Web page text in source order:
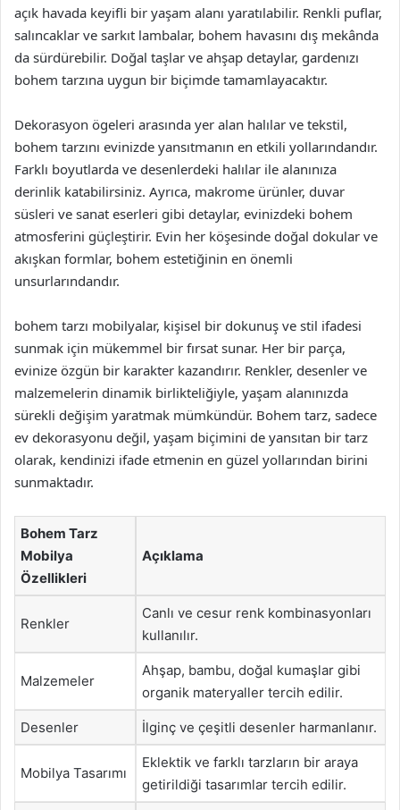
açık havada keyifli bir yaşam alanı yaratılabilir. Renkli puflar,
salıncaklar ve sarkıt lambalar, bohem havasını dış mekânda
da sürdürebilir. Doğal taşlar ve ahşap detaylar, gardenızı
bohem tarzına uygun bir biçimde tamamlayacaktır.
Dekorasyon ögeleri arasında yer alan halılar ve tekstil,
bohem tarzını evinizde yansıtmanın en etkili yollarındandır.
Farklı boyutlarda ve desenlerdeki halılar ile alanınıza
derinlik katabilirsiniz. Ayrıca, makrome ürünler, duvar
süsleri ve sanat eserleri gibi detaylar, evinizdeki bohem
atmosferini güçleştirir. Evin her köşesinde doğal dokular ve
akışkan formlar, bohem estetiğinin en önemli
unsurlarındandır.
bohem tarzı mobilyalar, kişisel bir dokunuş ve stil ifadesi
sunmak için mükemmel bir fırsat sunar. Her bir parça,
evinize özgün bir karakter kazandırır. Renkler, desenler ve
malzemelerin dinamik birlikteliğiyle, yaşam alanınızda
sürekli değişim yaratmak mümkündür. Bohem tarz, sadece
ev dekorasyonu değil, yaşam biçimini de yansıtan bir tarz
olarak, kendinizi ifade etmenin en güzel yollarından birini
sunmaktadır.
Bohem Tarz
Mobilya
Özellikleri
Açıklama
Renkler
Canlı ve cesur renk kombinasyonları
kullanılır.
Malzemeler
Ahşap, bambu, doğal kumaşlar gibi
organik materyaller tercih edilir.
Desenler İlginç ve çeşitli desenler harmanlanır.
Mobilya Tasarımı
Eklektik ve farklı tarzların bir araya
getirildiği tasarımlar tercih edilir.